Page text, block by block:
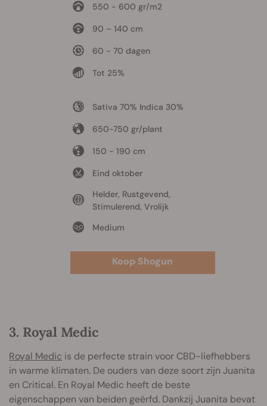
550 - 600 gr/m2
90 – 140 cm
60 - 70 dagen
Tot 25%
Sativa 70% Indica 30%
650-750 gr/plant
150 - 190 cm
Eind oktober
Helder, Rustgevend,
Stimulerend, Vrolijk
Medium
Koop Shogun
3. Royal Medic
Royal Medic is de perfecte strain voor CBD-liefhebbers
in warme klimaten. De ouders van deze soort zijn Juanita
en Critical. En Royal Medic heeft de beste
eigenschappen van beiden geërfd. Dankzij Juanita bevat